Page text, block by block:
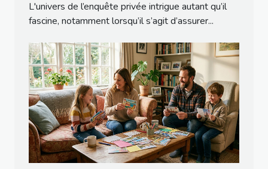
L'univers de l’enquête privée intrigue autant qu’il
fascine, notamment lorsqu’il s’agit d’assurer...